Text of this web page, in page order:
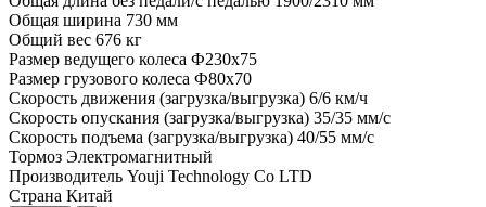
Общая ширина 730 мм
Общий вес 676 кг
Размер ведущего колеса Ф230х75
Размер грузового колеса Ф80x70
Скорость движения (загрузка/выгрузка) 6/6 км/ч
Скорость опускания (загрузка/выгрузка) 35/35 мм/с
Скорость подъема (загрузка/выгрузка) 40/55 мм/с
Тормоз Электромагнитный
Производитель Youji Technology Co LTD
Страна Китай